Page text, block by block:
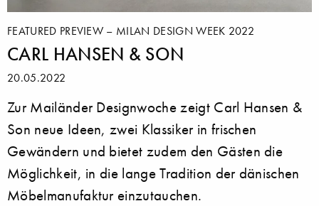
FEATURED PREVIEW – MILAN DESIGN WEEK 2022
CARL HANSEN & SON
20.05.2022
Zur Mailänder Designwoche zeigt Carl Hansen &
Son neue Ideen, zwei Klassiker in frischen
Gewändern und bietet zudem den Gästen die
Möglichkeit, in die lange Tradition der dänischen
Möbelmanufaktur einzutauchen.